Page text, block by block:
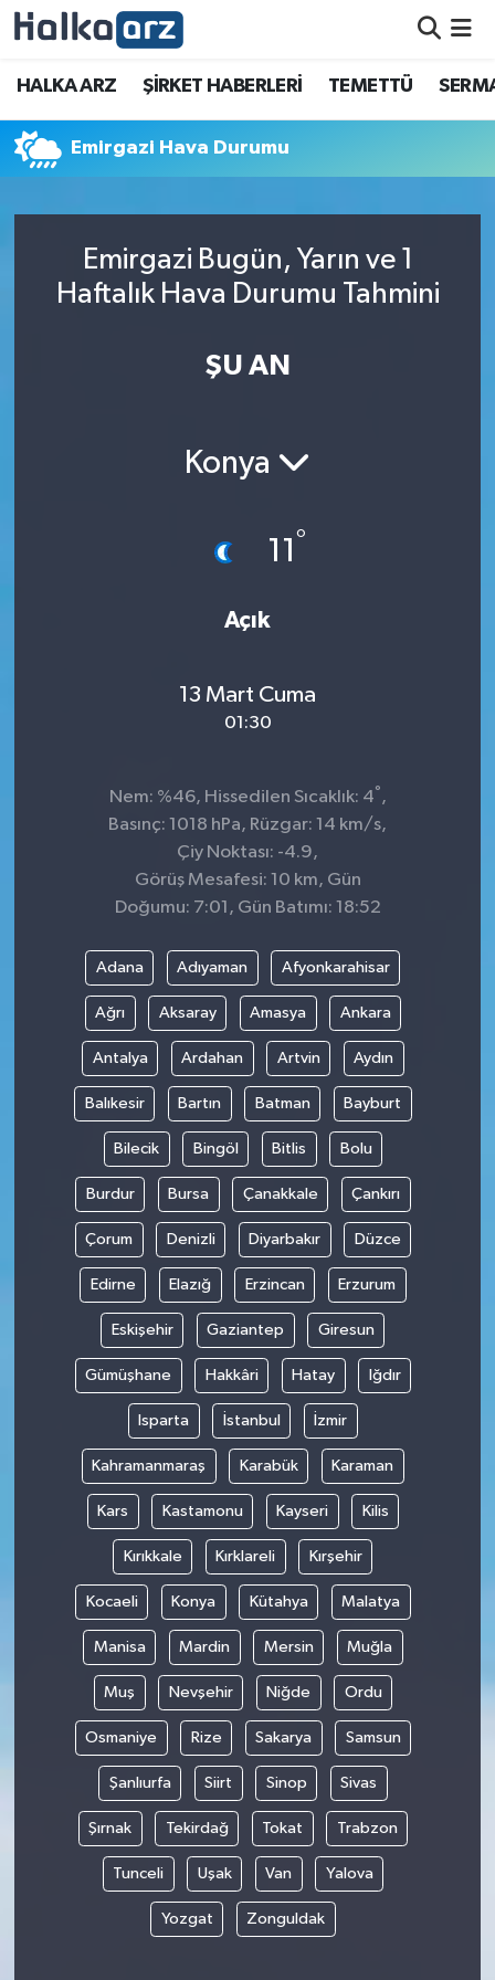
HALKA ARZ ŞİRKET HABERLERİ TEMETTÜ
Emirgazi Hava Durumu
Emirgazi Bugün, Yarın ve 1
Haftalık Hava Durumu Tahmini
ŞU AN
Konya
11 °
Açık
13 Mart Cuma
01:30
Nem: %46, Hissedilen Sıcaklık: 4°,
Basınç: 1018 hPa, Rüzgar: 14 km/s,
Çiy Noktası: -4.9,
Görüş Mesafesi: 10 km, Gün
Doğumu: 7:01, Gün Batımı: 18:52
Adana Adıyaman Afyonkarahisar
Ağrı Aksaray Amasya Ankara
Antalya Ardahan Artvin Aydın
Balıkesir Bartın Batman Bayburt
Bilecik Bingöl Bitlis Bolu
Burdur Bursa Çanakkale Çankırı
Çorum Denizli Diyarbakır Düzce
Edirne Elazığ Erzincan Erzurum
Eskişehir Gaziantep Giresun
Gümüşhane Hakkâri Hatay Iğdır
Isparta İstanbul İzmir
Kahramanmaraş Karabük Karaman
Kars Kastamonu Kayseri Kilis
Kırıkkale Kırklareli Kırşehir
Kocaeli Konya Kütahya Malatya
Manisa Mardin Mersin Muğla
Muş Nevşehir Niğde Ordu
Osmaniye Rize Sakarya Samsun
Şanlıurfa Siirt Sinop Sivas
Şırnak Tekirdağ Tokat Trabzon
Tunceli Uşak Van Yalova
Yozgat Zonguldak
HALKA ARZ
SERMAYE ARTIRIMI
TEMETTÜ
İletişim